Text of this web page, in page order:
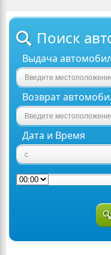
Поиск
Выдача
Возврат
Дата и Время